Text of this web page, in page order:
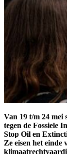
Van 19 t/m 24 mei
tegen de Fossiele
Stop Oil en
Ze eisen het einde